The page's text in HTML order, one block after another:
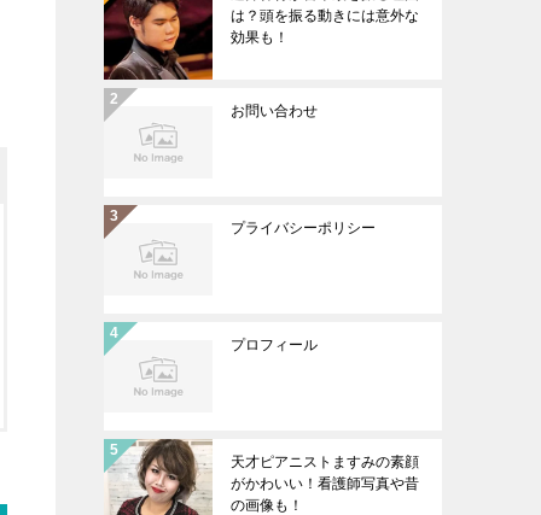
は？頭を振る動きには意外な
効果も！
お問い合わせ
プライバシーポリシー
プロフィール
天才ピアニストますみの素顔
がかわいい！看護師写真や昔
の画像も！